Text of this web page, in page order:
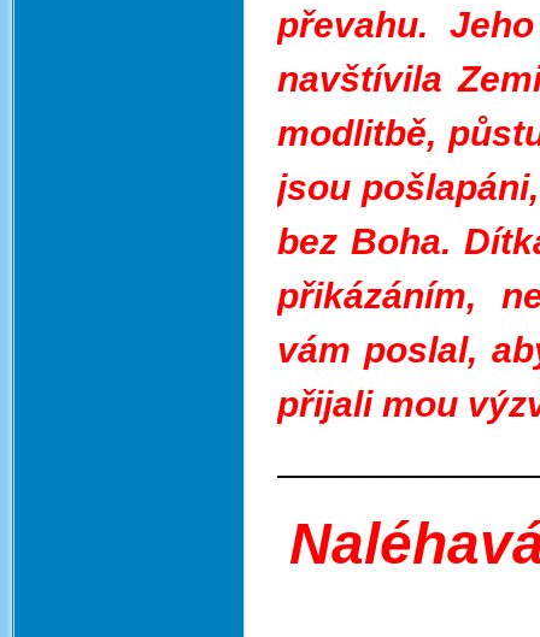
převahu.
navštívila
modlitbě,
jsou
bez Boha.
přikázáním,
vám poslal,
přijali mou